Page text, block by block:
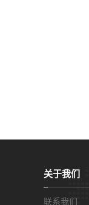
关于我们
联系我们